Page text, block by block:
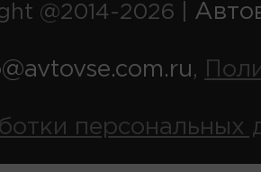
@2014-2026 |
,
персональных